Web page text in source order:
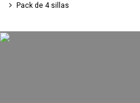
Pack de 4 sillas